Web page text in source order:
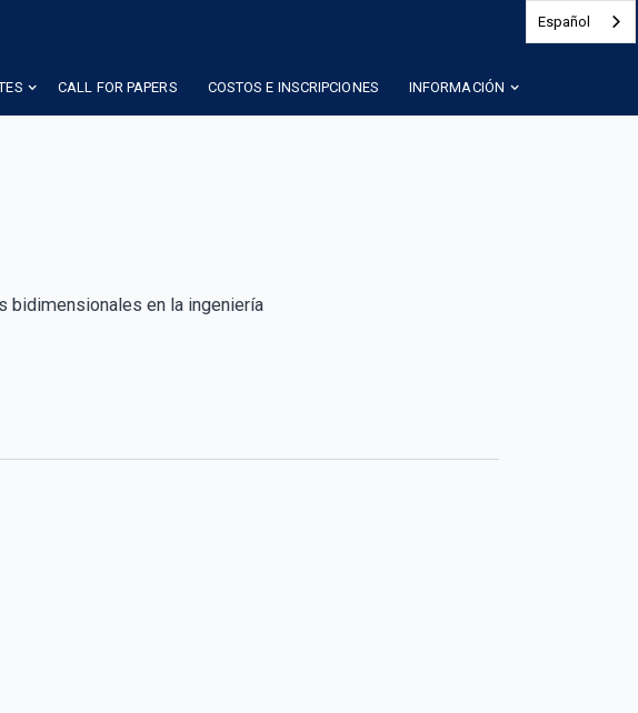
CALL FOR PAPERS COSTOS E INSCRIPCIONES INFORMACIÓN
Español
en la ingeniería